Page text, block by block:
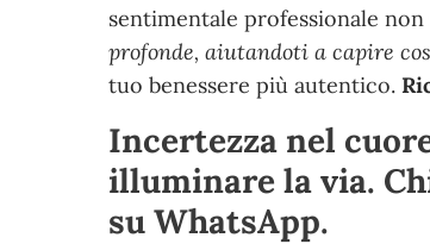
sentimentale professionale
profonde, aiutandoti a capire
tuo benessere più autentico.
Incertezza nel
illuminare la via.
suWhatsApp.